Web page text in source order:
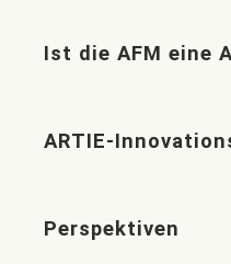
Ist die AFM eine
ARTIE-
Perspektiven